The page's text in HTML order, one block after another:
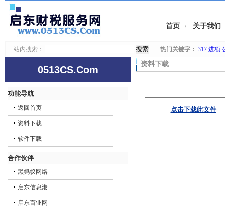
首页 / 关于我们
站内搜索： 热门关键字： 317 进项
0513CS.Com
功能导航
返回首页
资料下载
软件下载
合作伙伴
黑蚂蚁网络
启东信息港
启东百业网
资料下载
点击下载此文件